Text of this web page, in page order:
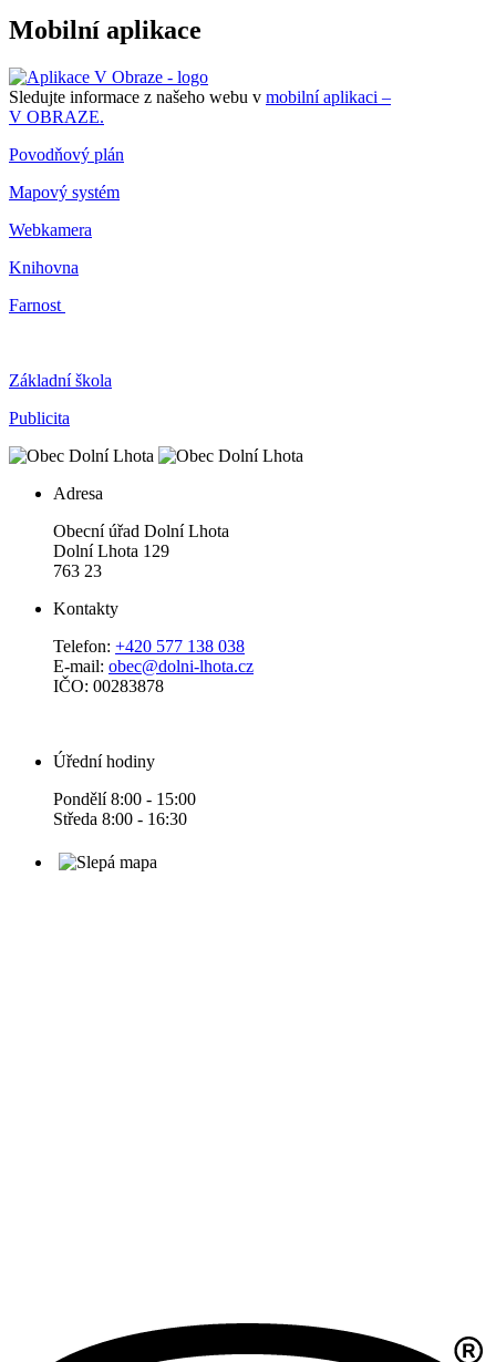
Mobilní aplikace
Sledujte informace z našeho webu v mobilní aplikaci –
V OBRAZE.
Povodňový plán
Mapový systém
Webkamera
Knihovna
Farnost
Základní škola
Publicita
Adresa
Obecní úřad Dolní Lhota
Dolní Lhota 129
763 23
Kontakty
Telefon: +420 577 138 038
E-mail: obec@dolni-lhota.cz
IČO: 00283878
Úřední hodiny
Pondělí 8:00 - 15:00
Středa 8:00 - 16:30